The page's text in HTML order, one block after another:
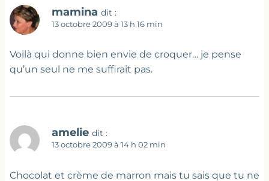
mamina dit :
13 octobre 2009 à 13 h 16 min
Voilà qui donne bien envie de croquer… je pense
qu’un seul ne me suffirait pas.
amelie dit :
13 octobre 2009 à 14 h 02 min
Chocolat et crème de marron mais tu sais que tu ne